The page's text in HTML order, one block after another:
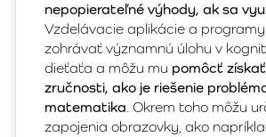
nepopierateľné výhody, ak sa
Vzdelávacie aplikácie a
zohrávať významnú úlohu v
dieťaťa a môžu mu pomôcť
zručnosti, ako je riešenie
matematika. Okrem toho môžu
zapojenia obrazovky, ako